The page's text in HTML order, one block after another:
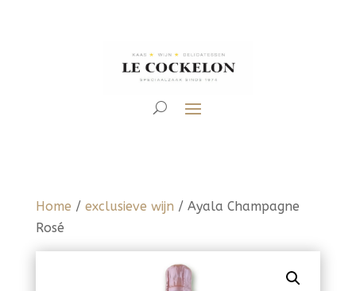
Home / exclusieve wijn / Ayala Champagne
Rosé